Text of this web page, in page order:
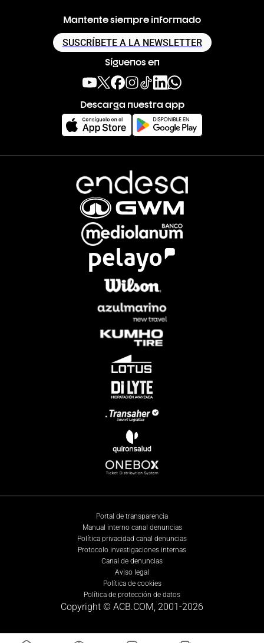
Mantente siempre informado
SUSCRÍBETE A LA NEWSLETTER
Síguenos en
Descarga nuestra app
Portal de transparencia
Manual interno canal denuncias
Política privacidad canal denuncias
Protocolo investigaciones internas
Canal de denuncias
Aviso legal
Política de cookies
Política de protección de datos
Copyright © ACB.COM, 2001-2026